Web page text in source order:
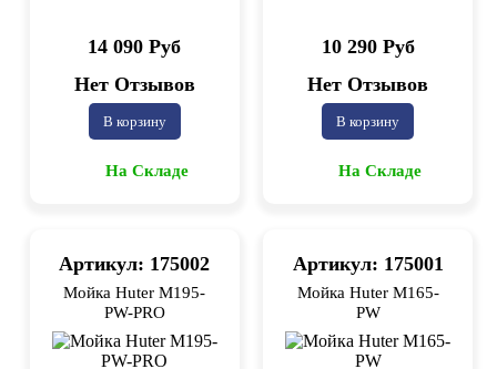
14 090 Руб
Нет Отзывов
В корзину
На Складе
10 290 Руб
Нет Отзывов
В корзину
На Складе
Артикул: 175002
Мойка Huter M195-
PW-PRO
Артикул: 175001
Мойка Huter M165-
PW